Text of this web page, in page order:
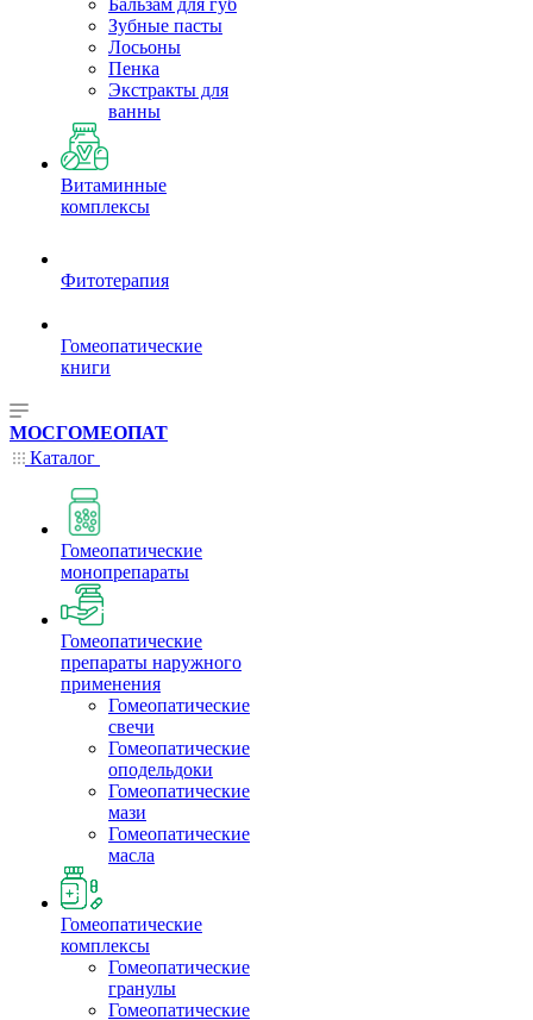
Зубные пасты
Лосьоны
Пенка
Экстракты для
ванны
Витаминные
комплексы
Фитотерапия
Гомеопатические
книги
МОСГОМЕОПАТ
Каталог
Гомеопатические
монопрепараты
Гомеопатические
препараты наружного
применения
Гомеопатические
свечи
Гомеопатические
оподельдоки
Гомеопатические
мази
Гомеопатические
масла
Гомеопатические
комплексы
Гомеопатические
гранулы
Гомеопатические